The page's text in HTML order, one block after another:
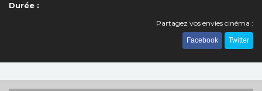
Durée :
Partagez vos envies cinéma :
Facebook Twitter